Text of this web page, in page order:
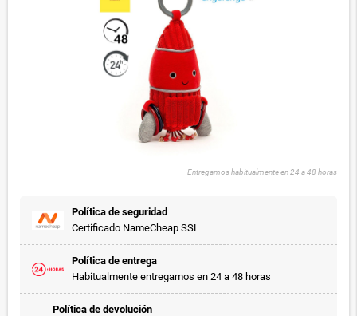
Entregamos habitualmente en 24 a 48 horas
Política de seguridad
Certificado NameCheap SSL
Política de entrega
Habitualmente entregamos en 24 a 48 horas
Política de devolución